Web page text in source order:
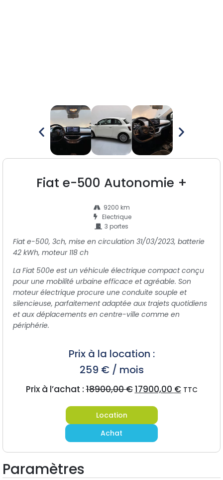
Fiat e-500 Autonomie +
9200 km
Electrique
3 portes
Fiat e-500, 3ch, mise en circulation 31/03/2023, batterie
42 kWh, moteur 118 ch
La Fiat 500e est un véhicule électrique compact conçu
pour une mobilité urbaine efficace et agréable. Son
moteur électrique procure une conduite souple et
silencieuse, parfaitement adaptée aux trajets quotidiens
et aux déplacements en centre-ville comme en
périphérie.
Prix à la location :
259 € / mois
Prix à l’achat :18900,00€17900,00 € TTC
Location
Achat
Paramètres